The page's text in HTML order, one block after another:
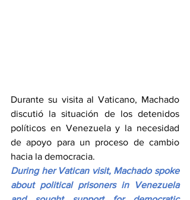
Durante su visita al Vaticano, Machado
discutió la situación de los detenidos
políticos en Venezuela y la necesidad
de apoyo para un proceso de cambio
hacia la democracia.
During her Vatican visit, Machado spoke
about political prisoners in Venezuela